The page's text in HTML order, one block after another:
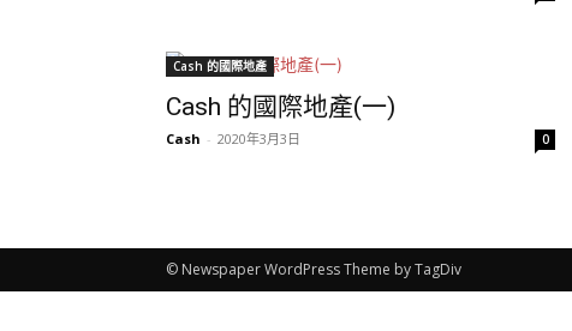
Cash 的國際地產
Cash 的國際地產(一)
Cash - 2020年3月3日 0
© Newspaper WordPress Theme by TagDiv